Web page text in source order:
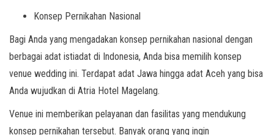
Konsep Pernikahan Nasional
Bagi Anda yang mengadakan konsep pernikahan nasional dengan
berbagai adat istiadat di Indonesia, Anda bisa memilih konsep
venue wedding ini. Terdapat adat Jawa hingga adat Aceh yang bisa
Anda wujudkan di Atria Hotel Magelang.
Venue ini memberikan pelayanan dan fasilitas yang mendukung
konsep pernikahan tersebut. Banyak orang yang ingin